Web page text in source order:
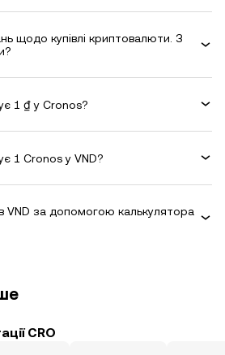
щодо купівлі криптовалюти. З
1 ₫ у Cronos?
1 Cronos у VND?
VND за допомогою калькулятора
CRO